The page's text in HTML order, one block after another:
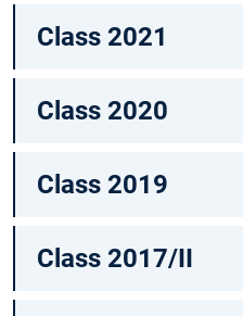
Class 2021
Class 2020
Class 2019
Class 2017/II